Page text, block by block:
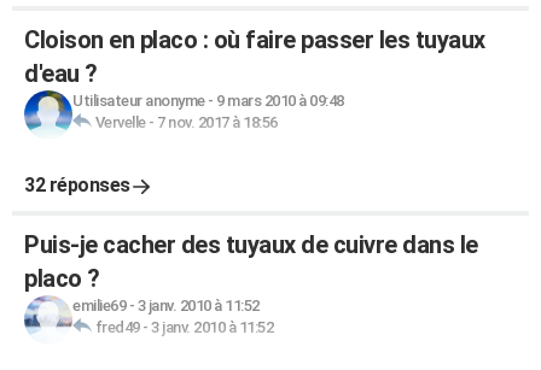
Cloison en placo : où faire passer les tuyaux
d'eau ?
Utilisateur anonyme- 9 mars 2010 à 09:48
Vervelle- 7 nov. 2017 à 18:56
32 réponses
Puis-je cacher des tuyaux de cuivre dans le
placo ?
emilie69- 3 janv. 2010 à 11:52
fred49- 3 janv. 2010 à 11:52